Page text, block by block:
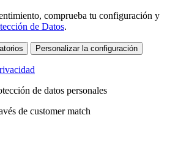
comprueba tu configuración y
de Datos.
Personalizar la configuración
de datos personales
de customer match